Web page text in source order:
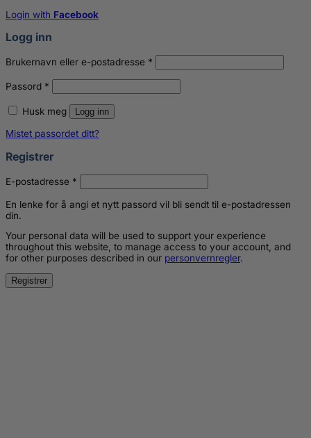
Login with Facebook
Logg inn
Brukernavn eller e-postadresse *
Passord *
Husk meg Logg inn
Mistet passordet ditt?
Registrer
E-postadresse *
En lenke for å angi et nytt passord vil bli sendt til e-postadressen
din.
Your personal data will be used to support your experience
throughout this website, to manage access to your account, and
for other purposes described in our personvernregler.
Registrer